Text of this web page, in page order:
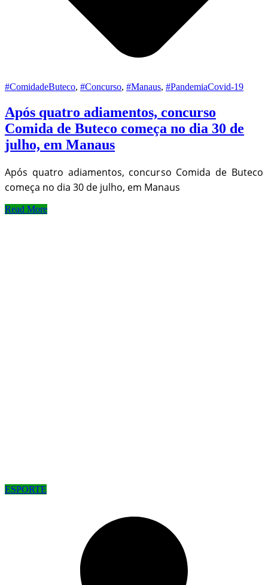
#ComidadeButeco, #Concurso, #Manaus, #PandemiaCovid-19
Após quatro adiamentos, concurso
Comida de Buteco começa no dia 30 de
julho, em Manaus
Após quatro adiamentos, concurso Comida de Buteco
começa no dia 30 de julho, em Manaus
Read More
ESPORTE